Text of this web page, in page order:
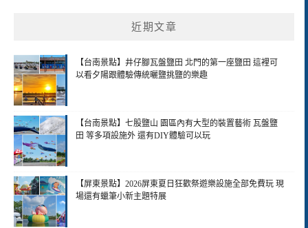
近期文章
【台南景點】井仔腳瓦盤鹽田 北門的第一座鹽田 這裡可
以看夕陽跟體驗傳統曬鹽挑鹽的樂趣
【台南景點】七股鹽山 園區內有大型的裝置藝術 瓦盤鹽
田 等多項設施外 還有DIY體驗可以玩
【屏東景點】2026屏東夏日狂歡祭遊樂設施全部免費玩 現
場還有蠟筆小新主題特展